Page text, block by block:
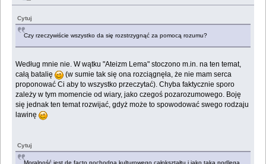
Cytuj
Czy rzeczywiście wszystko da się rozstrzygnąć za pomocą rozumu?
Według mnie nie. W wątku "Ateizm Lema" stoczono m.in. na ten temat,
całą batalię
(w sumie tak się ona rozciągnęła, że nie mam serca
proponować Ci aby to wszystko przeczytać). Chyba faktycznie sporo
zależy w tym momencie od wiary, jako czegoś pozarozumowego. Boję
się jednak ten temat rozwijać, gdyż może to spowodować swego rodzaju
lawinę
Cytuj
Moralność jest de facto pochodną kulturowego całokształtu i jako taka podlega